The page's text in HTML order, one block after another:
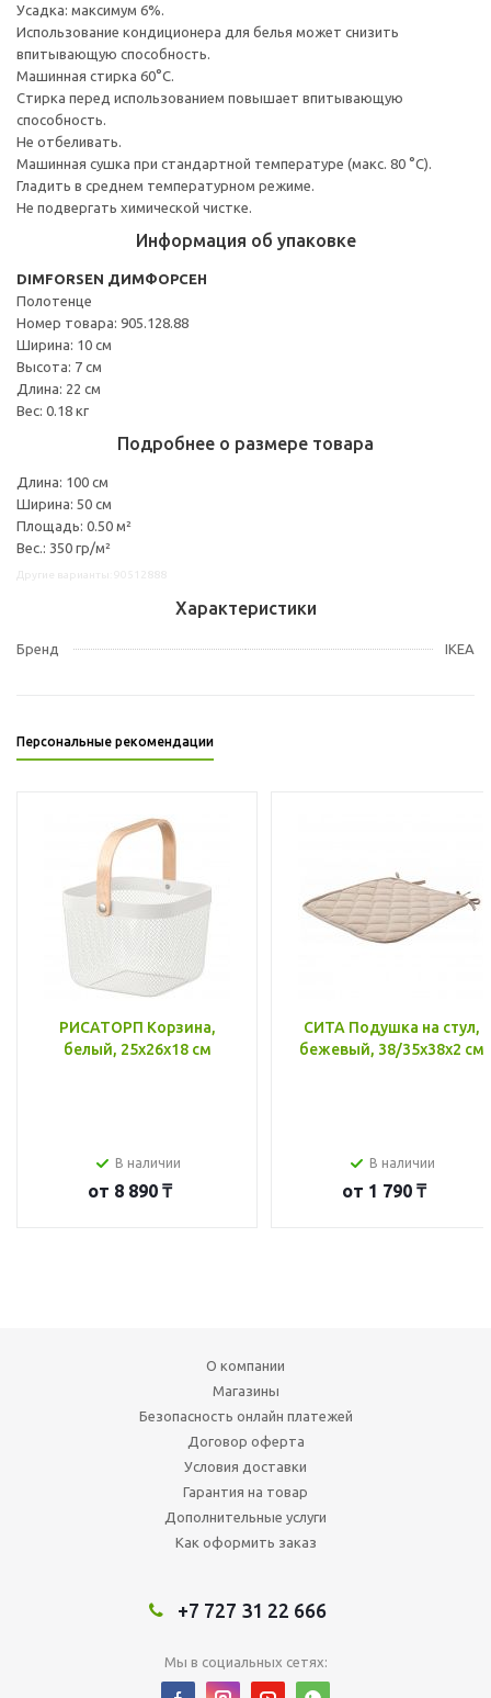
Усадка: максимум 6%.
Использование кондиционера для белья может снизить
впитывающую способность.
Машинная стирка 60°С.
Стирка перед использованием повышает впитывающую
способность.
Не отбеливать.
Машинная сушка при стандартной температуре (макс. 80 °C).
Гладить в среднем температурном режиме.
Не подвергать химической чистке.
Информация об упаковке
DIMFORSEN ДИМФОРСЕН
Полотенце
Номер товара: 905.128.88
Ширина: 10 см
Высота: 7 см
Длина: 22 см
Вес: 0.18 кг
Подробнее о размере товара
Длина: 100 см
Ширина: 50 см
Площадь: 0.50 м²
Вес.: 350 гр/м²
Характеристики
Бренд IKEA
Персональные рекомендации
РИСАТОРП Корзина,
белый, 25x26x18 см
В наличии
от 8 890 ₸
СИТА Подушка на стул,
бежевый, 38/35x38x2 см
В наличии
от 1 790 ₸
О компании
Магазины
Безопасность онлайн платежей
Договор оферта
Условия доставки
Гарантия на товар
Дополнительные услуги
Как оформить заказ
+7 727 31 22 666
Мы в социальных сетях: